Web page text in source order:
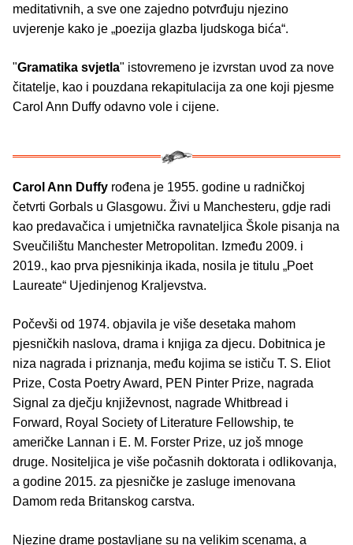
meditativnih, a sve one zajedno potvrđuju njezino
uvjerenje kako je „poezija glazba ljudskoga bića“.
"Gramatika svjetla" istovremeno je izvrstan uvod za nove
čitatelje, kao i pouzdana rekapitulacija za one koji pjesme
Carol Ann Duffy odavno vole i cijene.
Carol Ann Duffy rođena je 1955. godine u radničkoj
četvrti Gorbals u Glasgowu. Živi u Manchesteru, gdje radi
kao predavačica i umjetnička ravnateljica Škole pisanja na
Sveučilištu Manchester Metropolitan. Između 2009. i
2019., kao prva pjesnikinja ikada, nosila je titulu „Poet
Laureate“ Ujedinjenog Kraljevstva.
Počevši od 1974. objavila je više desetaka mahom
pjesničkih naslova, drama i knjiga za djecu. Dobitnica je
niza nagrada i priznanja, među kojima se ističu T. S. Eliot
Prize, Costa Poetry Award, PEN Pinter Prize, nagrada
Signal za dječju književnost, nagrade Whitbread i
Forward, Royal Society of Literature Fellowship, te
američke Lannan i E. M. Forster Prize, uz još mnoge
druge. Nositeljica je više počasnih doktorata i odlikovanja,
a godine 2015. za pjesničke je zasluge imenovana
Damom reda Britanskog carstva.
Njezine drame postavljane su na velikim scenama, a